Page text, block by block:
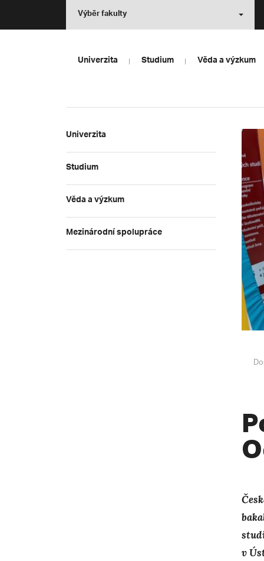
Výběr fakulty
Univerzita Studium Věda a výzkum
Univerzita
Studium
Věda a výzkum
Mezinárodní spolupráce
v